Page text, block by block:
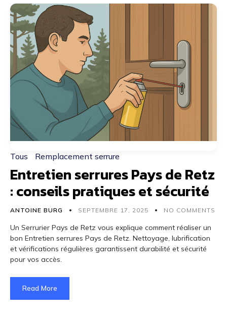
Tous Remplacement serrure
Entretien serrures Pays de Retz
: conseils pratiques et sécurité
ANTOINE BURG SEPTEMBRE 17, 2025 NO COMMENTS
Un Serrurier Pays de Retz vous explique comment réaliser un
bon Entretien serrures Pays de Retz. Nettoyage, lubrification
et vérifications régulières garantissent durabilité et sécurité
pour vos accès.
Read More